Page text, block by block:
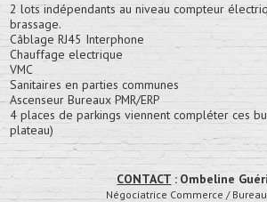
2 lots indépendants au niveau compteur
brassage.
Câblage RJ45 Interphone
Chauffage electrique
VMC
Sanitaires en parties communes
Ascenseur Bureaux PMR/ERP
4 places de parkings viennent compléter ces
plateau)
CONTACT : Ombeline
Négociatrice Commerce /